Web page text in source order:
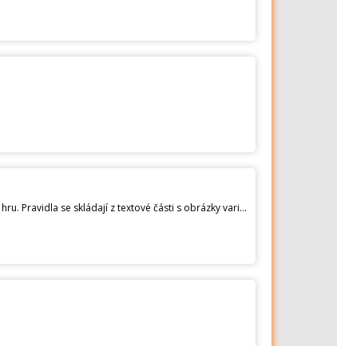
Prodám pravidla hry a 5 figurek (král a 4 fanky) na málo známou, zajímavou společenskou královskou kulečníkovou hru. Pravidla se skládají z textové části s obrázky variantami možných pozic postavení figurek a koulí (12 stran na formátu A4). Hraje se se třemi koulemi a 5 figurkami na karambolovém kulečníku vždy od mantinelu (buzarem) na další kouli (koule) a je určena pro 2 až 4 hráče. Smyslem hry je shodit co největší počet figurek "dobrou koulí". V hospodách nebo v hernách se většinou hraje o peníze. Cena 600,- Kč včetně poštovného a balného nebo za cenu dohodou.